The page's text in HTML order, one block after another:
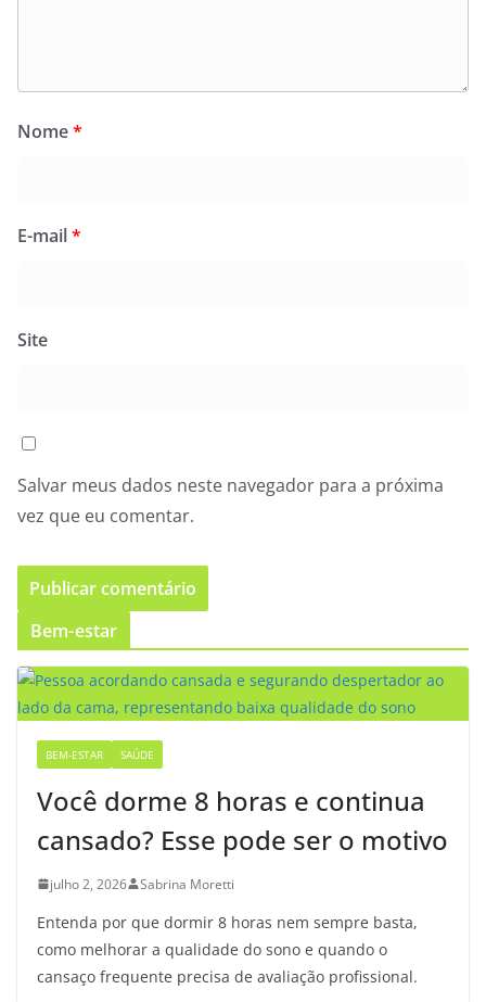
Nome*
E-mail*
Site
Salvar meus dados neste navegador para a próxima
vez que eu comentar.
Bem-estar
BEM-ESTAR SAÚDE
Você dorme 8 horas e continua
cansado? Esse pode ser o motivo
julho 2, 2026 Sabrina Moretti
Entenda por que dormir 8 horas nem sempre basta,
como melhorar a qualidade do sono e quando o
cansaço frequente precisa de avaliação profissional.